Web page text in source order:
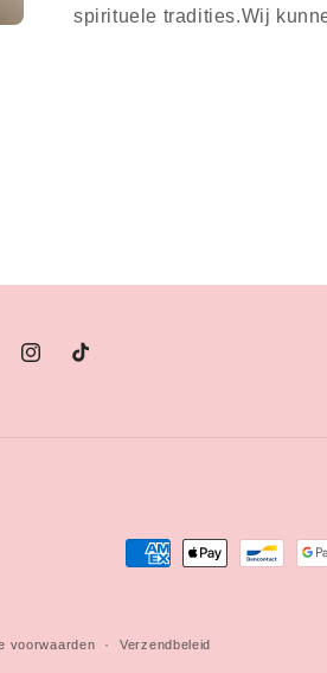
spirituele tradities.Wij
InstagramTikTok
Betaalmethoden
voorwaarden Verzendbeleid